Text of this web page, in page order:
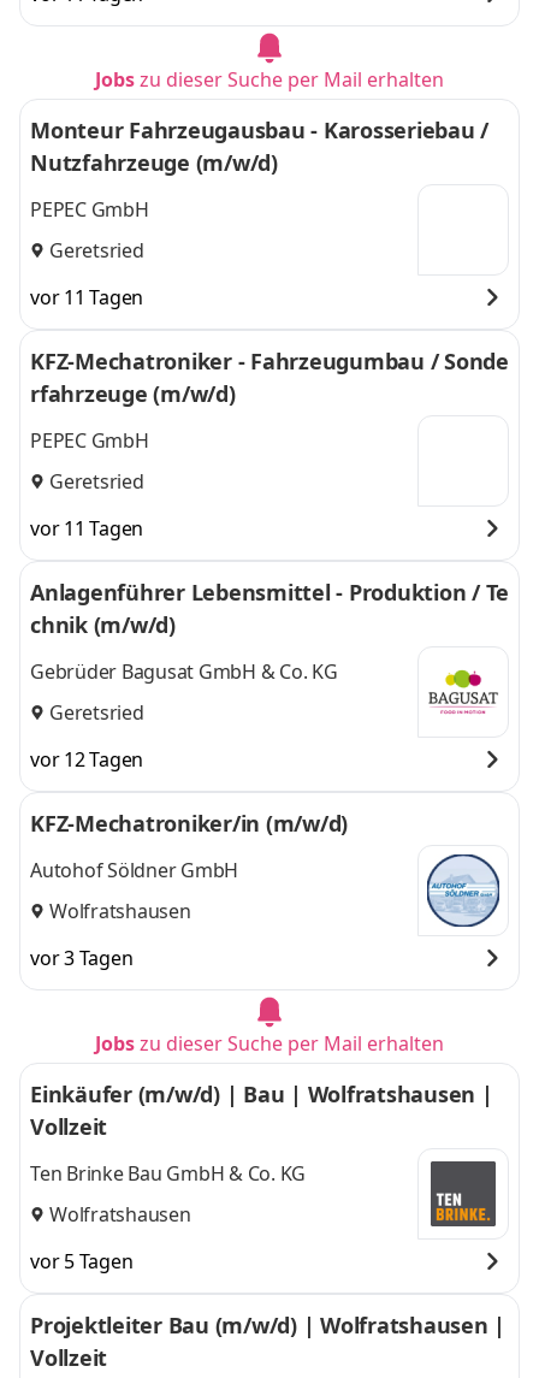
Jobszu dieser Suche per Mail erhalten
Monteur Fahrzeugausbau - Karosseriebau /
Nutzfahrzeuge (m/w/d)
PEPEC GmbH
Geretsried
vor 11 Tagen
KFZ-Mechatroniker - Fahrzeugumbau / Sonde
rfahrzeuge (m/w/d)
PEPEC GmbH
Geretsried
vor 11 Tagen
Anlagenführer Lebensmittel - Produktion / Te
chnik (m/w/d)
Gebrüder Bagusat GmbH & Co. KG
Geretsried
vor 12 Tagen
KFZ-Mechatroniker/in (m/w/d)
Autohof Söldner GmbH
Wolfratshausen
vor 3 Tagen
Jobszu dieser Suche per Mail erhalten
Einkäufer (m/w/d) | Bau | Wolfratshausen |
Vollzeit
Ten Brinke Bau GmbH & Co. KG
Wolfratshausen
vor 5 Tagen
Projektleiter Bau (m/w/d) | Wolfratshausen |
Vollzeit